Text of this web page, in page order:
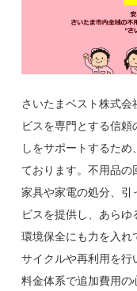
さいたまベスト株式会
ビスを専門とする信
しをサポートするた
ております。不用品の
家具や家電の処分、引
ビスを提供し、あらゆ
環境保全にも力を入れ
サイクルや再利用を行
料金体系で追加費用の